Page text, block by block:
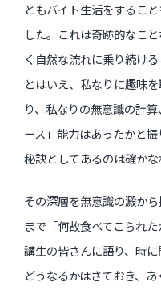
ともバイト生活をするこ
した。これは奇跡的なこ
く自然な流れに乗り続け
とはいえ、私なりに趣味
り、私なりの無意識の計
ース」能力はあったかと
秘訣としてあるのは確かな
その深層を無意識の澱か
まで「何故食べてこられ
講生の皆さんに語り、時
どうなるかはさておき、